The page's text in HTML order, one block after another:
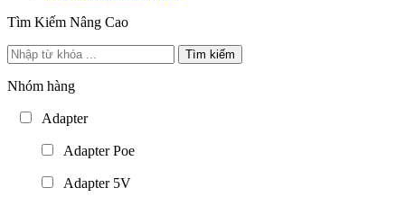
Tìm Kiếm Nâng Cao
Tìm kiếm
Nhóm hàng
Adapter
Adapter Poe
Adapter 5V